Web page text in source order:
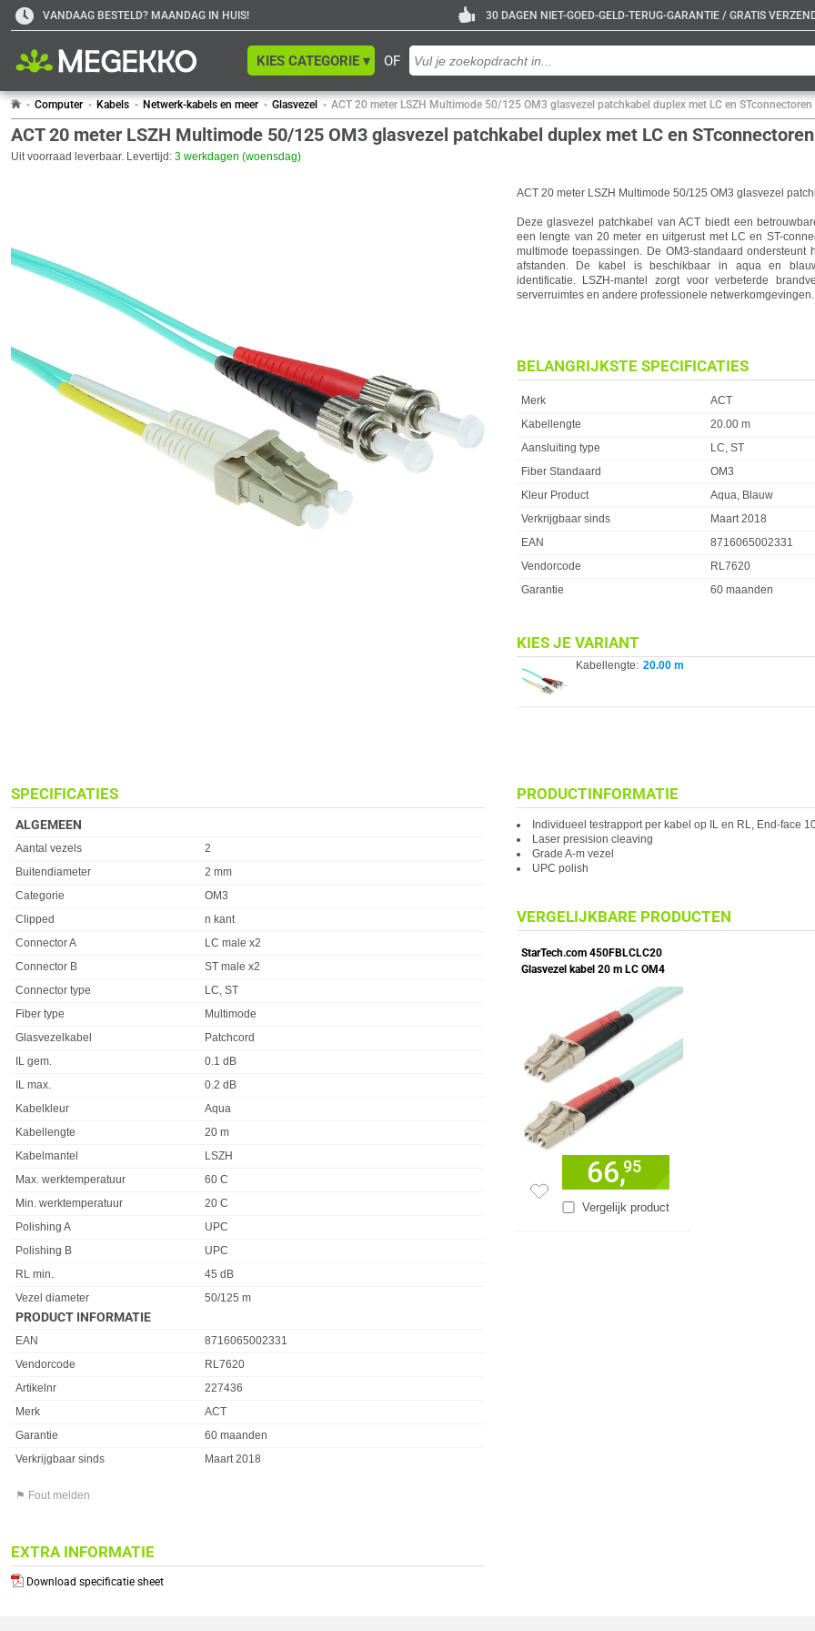
VANDAAG BESTELD? MAANDAG IN HUIS! 30 DAGEN NIET-GOED-GELD-TERUG-GARANTIE / GRATIS
OF
KIES CATEGORIE ▾
Computer Kabels Netwerk-kabels en meer Glasvezel ACT 20 meter LSZH Multimode 50/125 OM3 glasvezel patchkabel duplex met LC en STconnectoren
ACT 20 meter LSZH Multimode 50/125 OM3 glasvezel patchkabel duplex met LC en STconnectoren
Uit voorraad leverbaar. Levertijd: 3 werkdagen (woensdag)
ACT 20 meter LSZH Multimode 50/125 OM3 glasvezel
Deze glasvezel patchkabel van ACT biedt een
een lengte van 20 meter en uitgerust met LC en ST-
multimode toepassingen. De OM3-standaard
afstanden. De kabel is beschikbaar in aqua en
identificatie. LSZH-mantel zorgt voor verbeterde
serverruimtes en andere professionele netwerkomgevingen.
BELANGRIJKSTE SPECIFICATIES
Eigenschap
Merk
ACT
Kabellengte
20.00 m
Aansluiting type
LC, ST
Fiber Standaard
OM3
Kleur Product
Aqua, Blauw
Verkrijgbaar sinds
Maart 2018
EAN
8716065002331
Vendorcode
RL7620
Garantie
60 maanden
KIES JE VARIANT
Kabellengte: 20.00 m
SPECIFICATIES
ALGEMEEN
Eigenschap Waarde
Aantal vezels
2
Buitendiameter
2 mm
Categorie
OM3
Clipped
n kant
Connector A
LC male x2
Connector B
ST male x2
Connector type
LC, ST
Fiber type
Multimode
Glasvezelkabel
Patchcord
IL gem.
0.1 dB
IL max.
0.2 dB
Kabelkleur
Aqua
Kabellengte
20 m
Kabelmantel
LSZH
Max. werktemperatuur
60 C
Min. werktemperatuur
20 C
Polishing A
UPC
Polishing B
UPC
RL min.
45 dB
Vezel diameter
50/125 m
PRODUCT INFORMATIE
EAN
8716065002331
Vendorcode
RL7620
Artikelnr
227436
Merk
ACT
Garantie
60 maanden
Verkrijgbaar sinds
Maart 2018
⚑ Fout melden
EXTRA INFORMATIE
Download specificatie sheet
PRODUCTINFORMATIE
Individueel testrapport per kabel op IL en RL, End-face
Laser presision cleaving
Grade A-m vezel
UPC polish
VERGELIJKBARE PRODUCTEN
StarTech.com 450FBLCLC20
Glasvezel kabel 20 m LC OM4
Vergelijk product
66,95